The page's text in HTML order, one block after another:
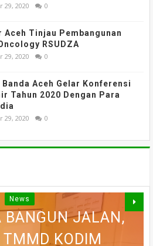
29, 2020 0
Aceh Tinjau Pembangunan
RSUDZA
29, 2020 0
Aceh Gelar Konferensi
Tahun 2020 Dengan Para
29, 2020 0
News
BANGUN JALAN,
TMMD KODIM
PERGURUAN